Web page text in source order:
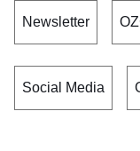
Newsletter
Social Media